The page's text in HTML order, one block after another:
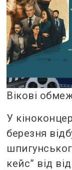
Вікові
У
березня
кейс” від